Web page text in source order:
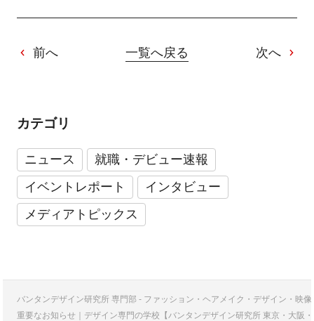
前へ 一覧へ戻る 次へ
カテゴリ
ニュース
就職・デビュー速報
イベントレポート
インタビュー
メディアトピックス
バンタンデザイン研究所 専門部 - ファッション・ヘアメイク・デザイン・映
重要なお知らせ｜デザイン専門の学校【バンタンデザイン研究所 東京・大阪